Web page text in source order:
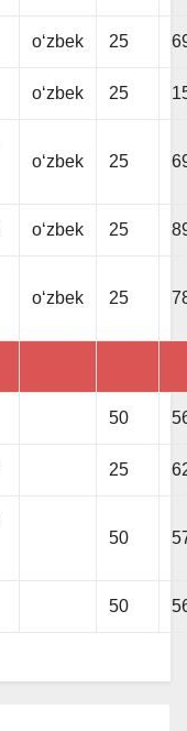
oʻzbek 25
oʻzbek 25
oʻzbek 25
oʻzbek 25
oʻzbek 25
50
25
50
50